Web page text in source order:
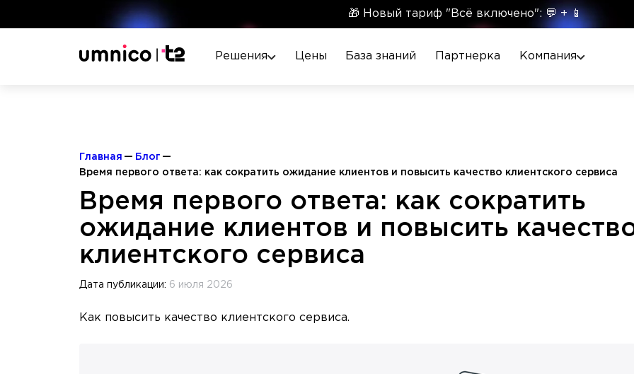
🎁 Новый тариф "Всё включено": 💬 + 📱
Решения Цены База знаний Партнерка Компания
Главная
Блог
Время первого ответа: как сократить ожидание клиентов и повысить качество клиентского сервиса
Время первого ответа: как сократить
ожидание клиентов и повысить
клиентского сервиса
Дата публикации: 6 июля 2026
Как повысить качество клиентского сервиса.